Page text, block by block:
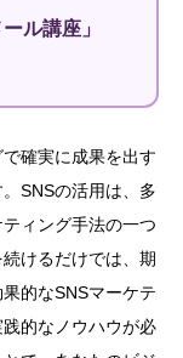
ル講座」
確実に成果を出す
SNSの活用は、多
ィング手法の一つ
けるだけでは、期
的なSNSマーケテ
的なノウハウが必